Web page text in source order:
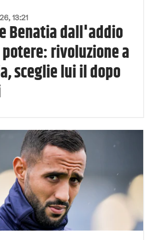
13:21
Benatia dall'addio
rivoluzione a
sceglie lui il dopo